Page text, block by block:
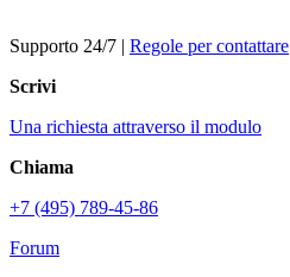
Supporto 24/7 | Regole per contattare
Scrivi
Una richiesta attraverso il modulo
Chiama
+7 (495) 789-45-86
Forum